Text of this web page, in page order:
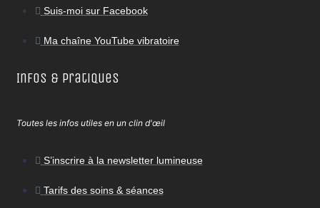
Suis-moi sur Facebook
Ma chaîne YouTube vibratoire
Infos & Pratiques
Toutes les infos utiles en un clin d'œil
S’inscrire à la newsletter lumineuse
Tarifs des soins & séances